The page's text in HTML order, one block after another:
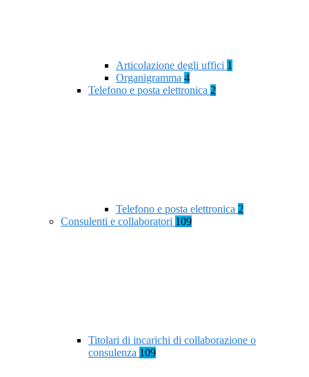
Articolazione degli uffici 1
Organigramma 4
Telefono e posta elettronica 2
Telefono e posta elettronica 2
Consulenti e collaboratori 109
Titolari di incarichi di collaborazione o
consulenza 109